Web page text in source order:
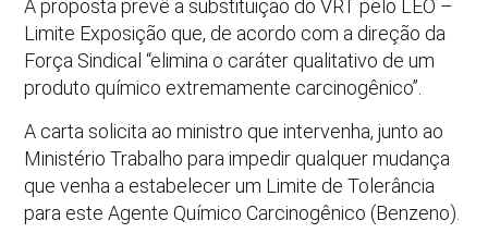
A proposta prevê a substituição do VRT pelo LEO –
Limite Exposição que, de acordo com a direção da
Força Sindical “elimina o caráter qualitativo de um
produto químico extremamente carcinogênico”.
A carta solicita ao ministro que intervenha, junto ao
Ministério Trabalho para impedir qualquer mudança
que venha a estabelecer um Limite de Tolerância
para este Agente Químico Carcinogênico (Benzeno).